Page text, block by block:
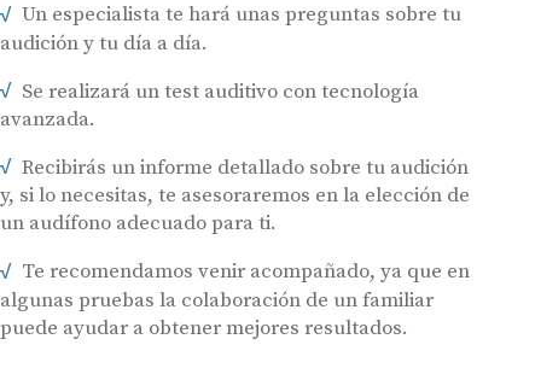
Un especialista te hará unas preguntas sobre tu
audición y tu día a día.
Se realizará un test auditivo con tecnología
avanzada.
Recibirás un informe detallado sobre tu audición
y, si lo necesitas, te asesoraremos en la elección de
un audífono adecuado para ti.
Te recomendamos venir acompañado, ya que en
algunas pruebas la colaboración de un familiar
puede ayudar a obtener mejores resultados.
Audífonos
Gafas auditivas
Centros Auditivos
Servicios
Ayudas y subvenciones
Hasta un 60% de descuento en tus